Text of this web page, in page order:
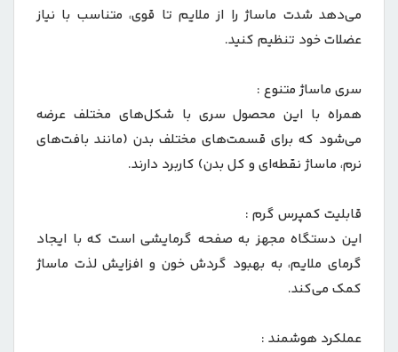
می‌دهد شدت ماساژ را از ملایم تا قوی، متناسب با نیاز
عضلات خود تنظیم کنید.
سری ماساژ متنوع :
همراه با این محصول سری با شکل‌های مختلف عرضه
می‌شود که برای قسمت‌های مختلف بدن (مانند بافت‌های
نرم، ماساژ نقطه‌ای و کل بدن) کاربرد دارند.
قابلیت کمپرس گرم :
این دستگاه مجهز به صفحه گرمایشی است که با ایجاد
گرمای ملایم، به بهبود گردش خون و افزایش لذت ماساژ
کمک می‌کند.
عملکرد هوشمند :